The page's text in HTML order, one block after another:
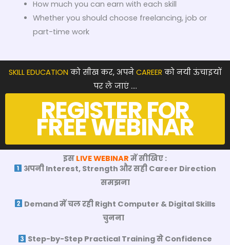
How much you can earn with each skill
Whether you should choose freelancing, job or
part-time work
SKILL EDUCATION को सीख कर, अपने CAREER को नयी ऊंचाइयों
पर ले जाएं ….
REGISTER FOR
FREE WEBINAR
इस LIVE WEBINAR में सीखिए :
अपनी Interest, Strength और सही Career Direction
समझना
Demand में चल रही Right Computer & Digital Skills
चुनना
Step-by-Step Practical Training से Confidence